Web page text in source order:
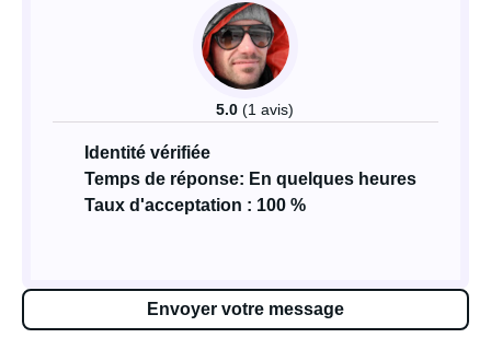
5.0 (1 avis)
Identité vérifiée
Temps de réponse: En quelques heures
Taux d'acceptation : 100 %
Envoyer votre message